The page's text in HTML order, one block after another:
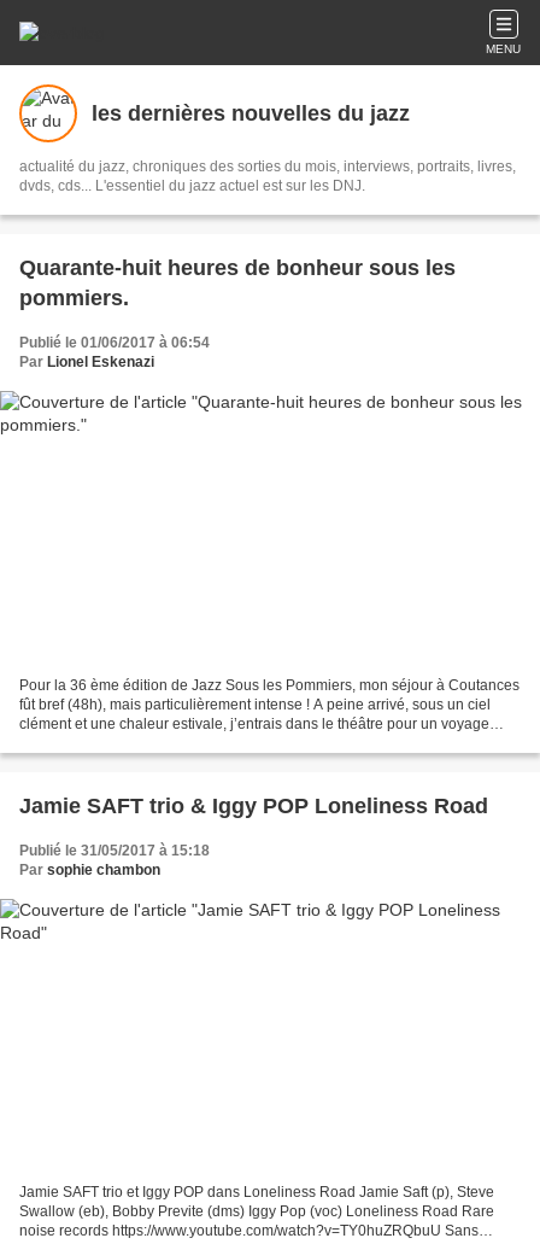
MENU
les dernières nouvelles du jazz
actualité du jazz, chroniques des sorties du mois, interviews, portraits, livres,
dvds, cds... L'essentiel du jazz actuel est sur les DNJ.
Quarante-huit heures de bonheur sous les
pommiers.
Publié le 01/06/2017 à 06:54
Par Lionel Eskenazi
Pour la 36 ème édition de Jazz Sous les Pommiers, mon séjour à Coutances
fût bref (48h), mais particulièrement intense ! A peine arrivé, sous un ciel
clément et une chaleur estivale, j’entrais dans le théâtre pour un voyage
Jamie SAFT trio & Iggy POP Loneliness Road
Publié le 31/05/2017 à 15:18
Par sophie chambon
Jamie SAFT trio et Iggy POP dans Loneliness Road Jamie Saft (p), Steve
Swallow (eb), Bobby Previte (dms) Iggy Pop (voc) Loneliness Road Rare
noise records https://www.youtube.com/watch?v=TY0huZRQbuU Sans